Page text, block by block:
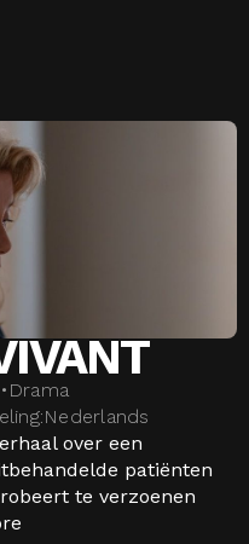
• Drama
Nederlands
over een
patiënten
te verzoenen